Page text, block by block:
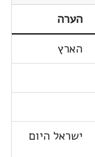
הערה
הארץ
ישראל היום